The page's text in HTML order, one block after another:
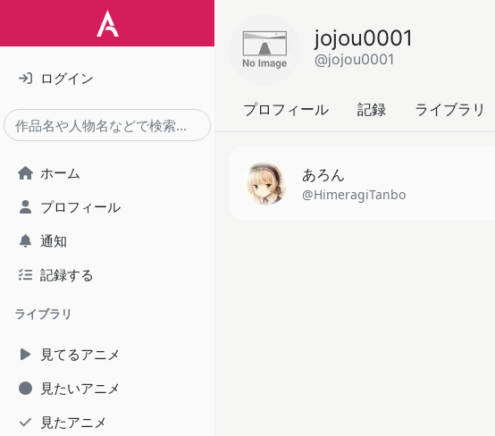
ログイン
ホーム
プロフィール
通知
記録する
ライブラリ
見てるアニメ
見たいアニメ
見たアニメ
jojou0001
@jojou0001
プロフィール 記録 ライブラリ
あろん
@HimeragiTanbo